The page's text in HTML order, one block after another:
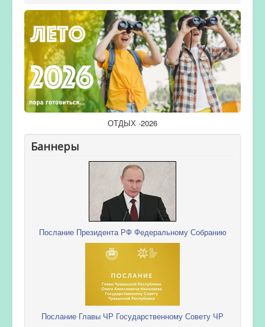
ОТДЫХ -2026
Баннеры
Послание Президента РФ Федеральному Собранию
Послание Главы ЧР Государственному Совету ЧР